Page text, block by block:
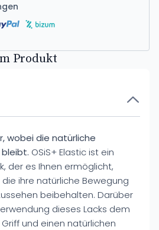
Produkt
wobei die natürliche
OSiS+ Elastic ist ein
der es Ihnen ermöglicht,
die ihre natürliche Bewegung
beibehalten. Darüber
dieses Lacks dem
und einen natürlichen